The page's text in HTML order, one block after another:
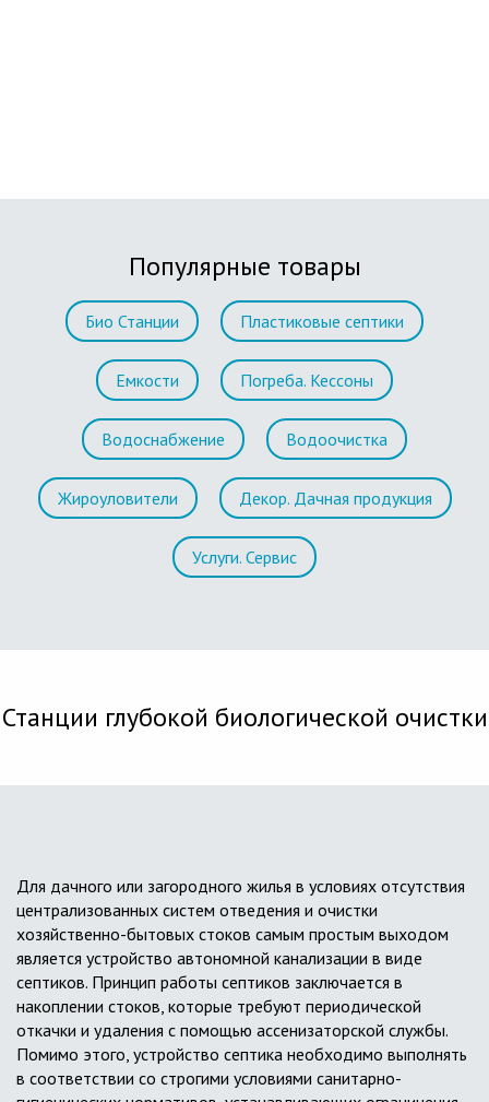
Популярные товары
Био Станции Пластиковые септики
Емкости Погреба. Кессоны
Водоснабжение Водоочистка
Жироуловители Декор. Дачная продукция
Услуги. Сервис
Станции глубокой биологической очистки
Для дачного или загородного жилья в условиях отсутствия
централизованных систем отведения и очистки
хозяйственно-бытовых стоков самым простым выходом
является устройство автономной канализации в виде
септиков. Принцип работы септиков заключается в
накоплении стоков, которые требуют периодической
откачки и удаления с помощью ассенизаторской службы.
Помимо этого, устройство септика необходимо выполнять
в соответствии со строгими условиями санитарно-